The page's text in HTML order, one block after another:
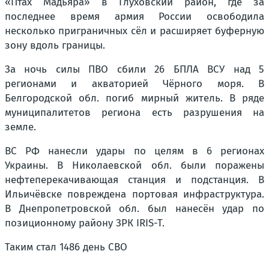
последнее время армия России освободила
несколько приграничных сёл и расширяет буферную
зону вдоль границы.
За ночь силы ПВО сбили 26 БПЛА ВСУ над 5
регионами и акваторией Чёрного моря. В
Белгородской обл. погиб мирный житель. В ряде
муниципалитетов региона есть разрушения на
земле.
ВС РФ нанесли удары по целям в 6 регионах
Украины. В Николаевской обл. были поражены
нефтеперекачивающая станция и подстанция. В
Ильичёвске повреждена портовая инфраструктура.
В Днепропетровской обл. был нанесён удар по
позиционному району ЗРК IRIS-T.
Таким стал 1486 день СВО